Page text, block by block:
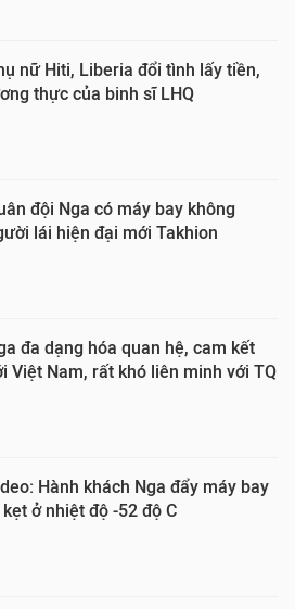
nữ Hiti, Liberia đổi tình lấy tiền,
thực của binh sĩ LHQ
đội Nga có máy bay không
lái hiện đại mới Takhion
đa dạng hóa quan hệ, cam kết
Việt Nam, rất khó liên minh với TQ
Hành khách Nga đẩy máy bay
kẹt ở nhiệt độ -52 độ C